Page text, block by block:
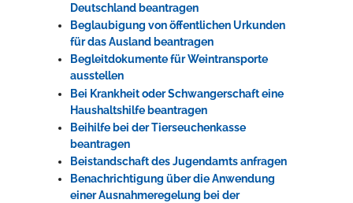
Deutschland beantragen
Beglaubigung von öffentlichen Urkunden
für das Ausland beantragen
Begleitdokumente für Weintransporte
ausstellen
Bei Krankheit oder Schwangerschaft eine
Haushaltshilfe beantragen
Beihilfe bei der Tierseuchenkasse
beantragen
Beistandschaft des Jugendamts anfragen
Benachrichtigung über die Anwendung
einer Ausnahmeregelung bei der